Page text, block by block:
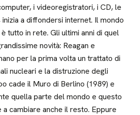
i videoregistratori, i CD, le
a diffondersi internet. Il mondo
tutto in rete. Gli ultimi anni di quel
novità: Reagan e
per la prima volta un trattato di
nucleari e la distruzione degli
cade il Muro di Berlino (1989) e
quella parte del mondo e questo
cambiare anche il resto. Eppure